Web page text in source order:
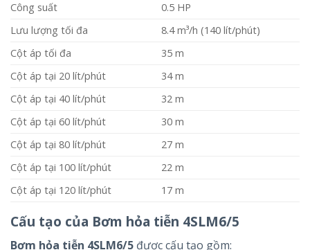
Công suất
0.5 HP
Lưu lượng tối đa
8.4 m³/h (140 lít/phút)
Cột áp tối đa
35 m
Cột áp tại 20 lít/phút
34 m
Cột áp tại 40 lít/phút
32 m
Cột áp tại 60 lít/phút
30 m
Cột áp tại 80 lít/phút
27 m
Cột áp tại 100 lít/phút
22 m
Cột áp tại 120 lít/phút
17 m
Cấu tạo của Bơm hỏa tiễn 4SLM6/5
Bơm hỏa tiễn 4SLM6/5 được cấu tạo gồm: